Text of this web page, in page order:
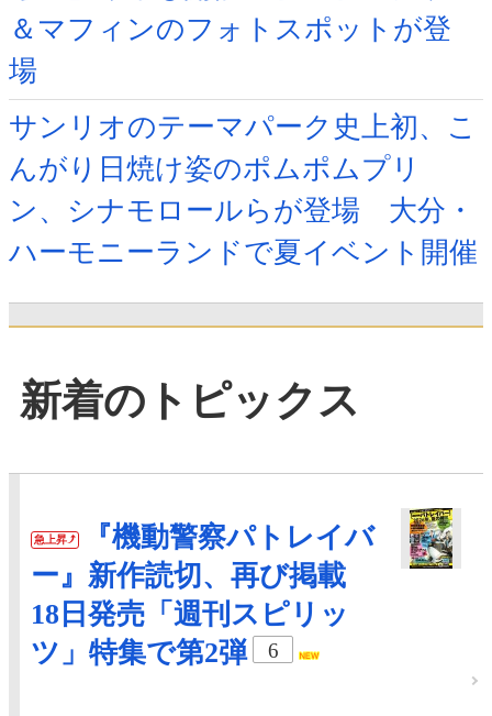
＆マフィンのフォトスポットが登
場
サンリオのテーマパーク史上初、こ
んがり日焼け姿のポムポムプリ
ン、シナモロールらが登場 大分・
ハーモニーランドで夏イベント開催
新着のトピックス
急上昇
『機動警察パトレイバ
ー』新作読切、再び掲載
18日発売「週刊スピリッ
ツ」特集で第2弾
6